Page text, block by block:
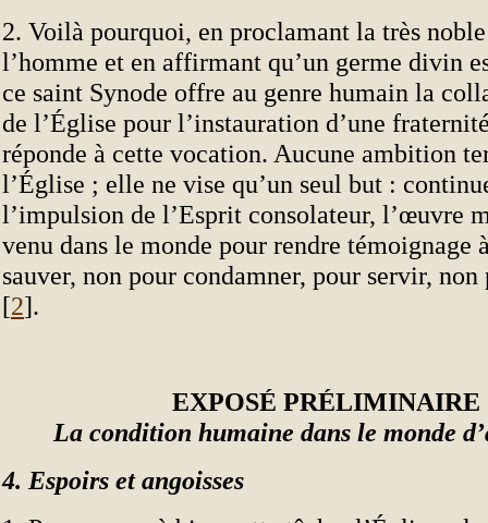
2. Voilà pourquoi, en proclamant la très
l’homme et en affirmant qu’un germe divin
ce saint Synode offre au genre humain la
de l’Église pour l’instauration d’une
réponde à cette vocation. Aucune ambition
l’Église ; elle ne vise qu’un seul but :
l’impulsion de l’Esprit consolateur, l’œuvre
venu dans le monde pour rendre témoignage
sauver, non pour condamner, pour servir,
[2].
EXPOSÉ PRÉLIMINAIRE
La condition humaine dans le monde
4. Espoirs et angoisses